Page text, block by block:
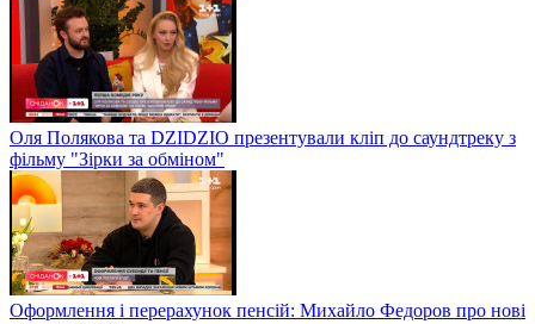
Оля Полякова та DZIDZIO презентували кліп до саундтреку з
фільму "Зірки за обміном"
Оформлення і перерахунок пенсій: Михайло Федоров про нові